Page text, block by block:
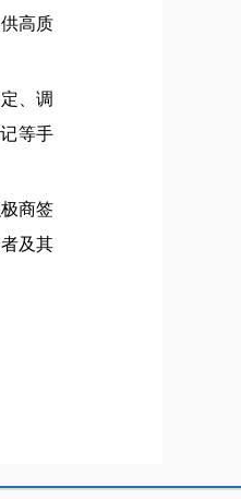
高质
、调
等手
商签
及其